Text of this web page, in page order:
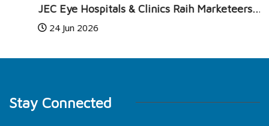
JEC Eye Hospitals & Clinics Raih Marketeers...
24 Jun 2026
Stay Connected